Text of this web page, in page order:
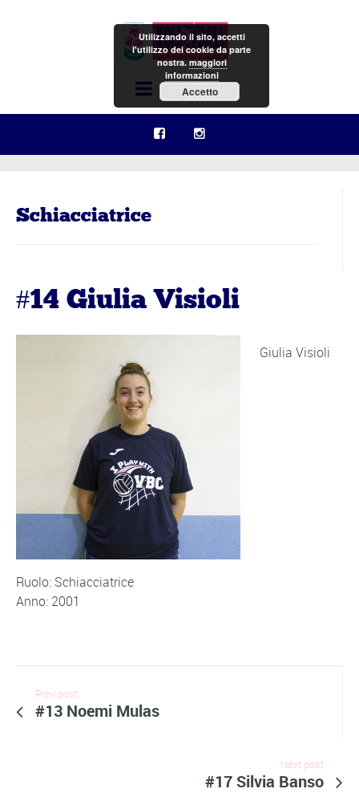
Menu
Schiacciatrice
#14 Giulia Visioli
Giulia Visioli
Ruolo: Schiacciatrice
Anno: 2001
Prev post
#13 Noemi Mulas
Next post
#17 Silvia Banso
Utilizzando il sito, accetti
l'utilizzo dei cookie da parte
nostra.maggiori
informazioni
Accetto